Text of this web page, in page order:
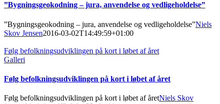
”Bygningsgeokodning – jura, anvendelse og vedligeholdelse”
”Bygningsgeokodning – jura, anvendelse og vedligeholdelse”Niels
Skov Jensen2016-03-02T14:49:59+01:00
Følg befolkningsudviklingen på kort i løbet af året
Galleri
Følg befolkningsudviklingen på kort i løbet af året
Følg befolkningsudviklingen på kort i løbet af åretNiels Skov